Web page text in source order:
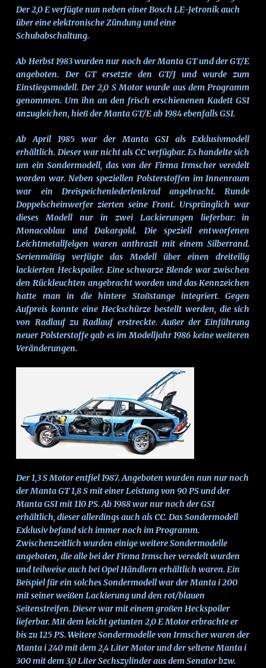
Der 2,0 E verfügte nun neben einer Bosch LE-Jetronik auch
über eine elektronische Zündung und eine
Schubabschaltung.
Ab Herbst 1983 wurden nur noch der Manta GT und der GT/E
angeboten. Der GT ersetzte den GT/J und wurde zum
Einstiegsmodell. Der 2,0 S Motor wurde aus dem Programm
genommen. Um ihn an den frisch erschienenen Kadett GSI
anzugleichen, hieß der Manta GT/E ab 1984 ebenfalls GSI.
Ab April 1985 war der Manta GSI als Exklusivmodell
erhältlich. Dieser war nicht als CC verfügbar. Es handelte sich
um ein Sondermodell, das von der Firma Irmscher veredelt
worden war. Neben speziellen Polsterstoffen im Innenraum
war ein Dreispeichenlederlenkrad angebracht. Runde
Doppelscheinwerfer zierten seine Front. Ursprünglich war
dieses Modell nur in zwei Lackierungen lieferbar: in
Monacoblau und Dakargold. Die speziell entworfenen
Leichtmetallfelgen waren anthrazit mit einem Silberrand.
Serienmäßig verfügte das Modell über einen dreiteilig
lackierten Heckspoiler. Eine schwarze Blende war zwischen
den Rückleuchten angebracht worden und das Kennzeichen
hatte man in die hintere Stoßstange integriert. Gegen
Aufpreis konnte eine Heckschürze bestellt werden, die sich
von Radlauf zu Radlauf erstreckte. Außer der Einführung
neuer Polsterstoffe gab es im Modelljahr 1986 keine weiteren
Veränderungen.
Der 1,3 S Motor entfiel 1987. Angeboten wurden nun nur noch
der Manta GT 1,8 S mit einer Leistung von 90 PS und der
Manta GSI mit 110 PS. Ab 1988 war nur noch der GSI
erhältlich, dieser allerdings auch als CC. Das Sondermodell
Exklusiv befand sich immer noch im Programm.
Zwischenzeitlich wurden einige weitere Sondermodelle
angeboten, die alle bei der Firma Irmscher veredelt wurden
und teilweise auch bei Opel Händlern erhältlich waren. Ein
Beispiel für ein solches Sondermodell war der Manta i 200
mit seiner weißen Lackierung und den rot/blauen
Seitenstreifen. Dieser war mit einem großen Heckspoiler
lieferbar. Mit dem leicht getunten 2,0 E Motor erbrachte er
bis zu 125 PS. Weitere Sondermodelle von Irmscher waren der
Manta i 240 mit dem 2,4 Liter Motor und der seltene Manta i
300 mit dem 3,0 Liter Sechszylinder aus dem Senator bzw.